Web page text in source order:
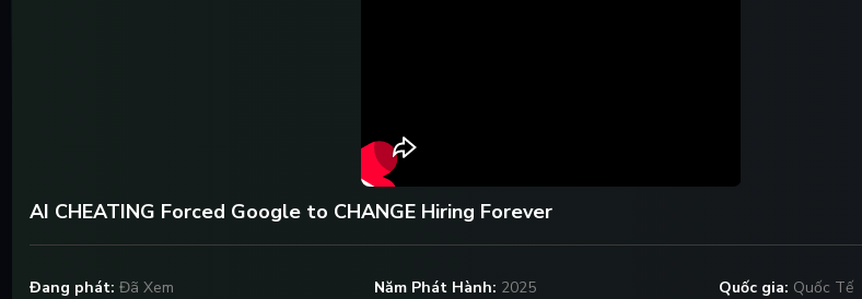
AI CHEATING Forced Google to CHANGE Hiring Forever
Đang phát: Đã Xem Năm Phát Hành: 2025 Quốc gia: Quốc Tế